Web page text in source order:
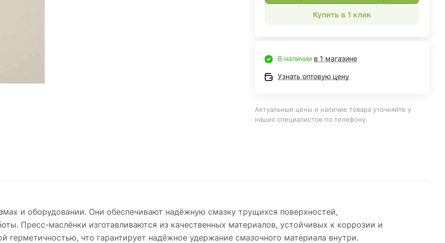
Купить в 1 клик
В наличии в 1 магазине
Узнать оптовую цену
Актуальные цены и наличие товара уточняйте у
наших специалистов по телефону.
и оборудовании. Они обеспечивают надёжную смазку трущихся поверхностей,
Пресс-маслёнки изготавливаются из качественных материалов, устойчивых к коррозии и
что гарантирует надёжное удержание смазочного материала внутри.